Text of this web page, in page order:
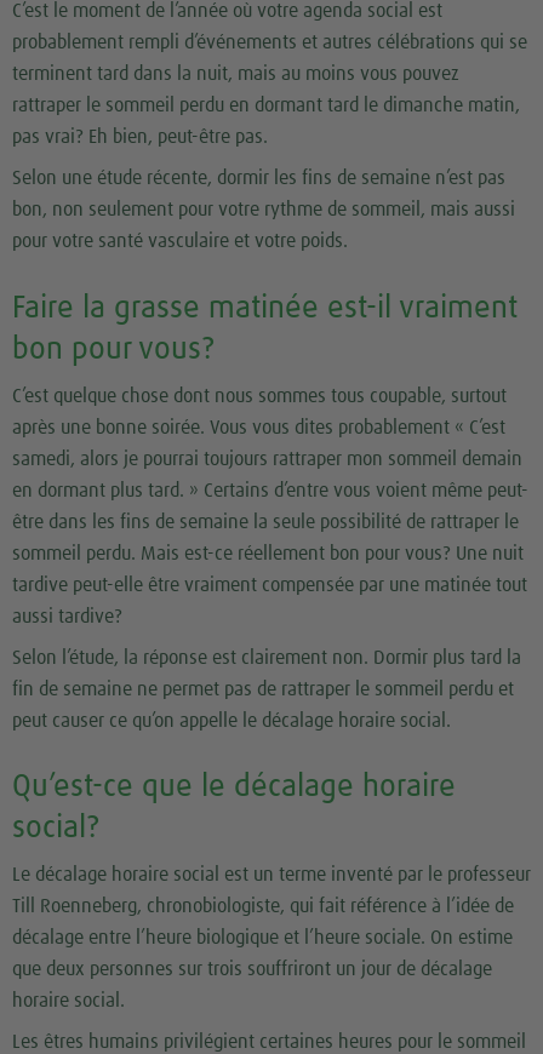
C’est le moment de l’année où votre agenda social est
probablement rempli d’événements et autres célébrations qui se
terminent tard dans la nuit, mais au moins vous pouvez
rattraper le sommeil perdu en dormant tard le dimanche matin,
pas vrai? Eh bien, peut-être pas.
Selon une étude récente, dormir les fins de semaine n’est pas
bon, non seulement pour votre rythme de sommeil, mais aussi
pour votre santé vasculaire et votre poids.
Faire la grasse matinée est-il vraiment
bon pour vous?
C’est quelque chose dont nous sommes tous coupable, surtout
après une bonne soirée. Vous vous dites probablement « C’est
samedi, alors je pourrai toujours rattraper mon sommeil demain
en dormant plus tard. » Certains d’entre vous voient même peut-
être dans les fins de semaine la seule possibilité de rattraper le
sommeil perdu. Mais est-ce réellement bon pour vous? Une nuit
tardive peut-elle être vraiment compensée par une matinée tout
aussi tardive?
Selon l’étude, la réponse est clairement non. Dormir plus tard la
fin de semaine ne permet pas de rattraper le sommeil perdu et
peut causer ce qu’on appelle le décalage horaire social.
Qu’est-ce que le décalage horaire
social?
Le décalage horaire social est un terme inventé par le professeur
Till Roenneberg, chronobiologiste, qui fait référence à l’idée de
décalage entre l’heure biologique et l’heure sociale. On estime
que deux personnes sur trois souffriront un jour de décalage
horaire social.
Les êtres humains privilégient certaines heures pour le sommeil